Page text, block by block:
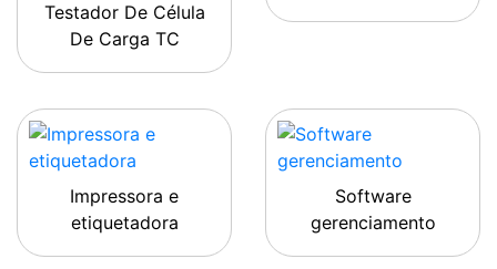
Testador De Célula
De Carga TC
Impressora e
etiquetadora
Software
gerenciamento